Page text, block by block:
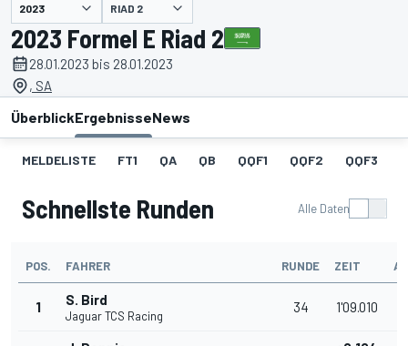
RIAD 2
2023 Formel E Riad 2
28.01.2023 bis 28.01.2023
, SA
ÜberblickErgebnisseNews
MELDELISTE FT1 QA QB QQF1 QQF2 QQF3
Schnellste Runden Alle Daten
POS. FAHRER RUNDE ZEIT
1 S. Bird
Jaguar TCS Racing
34 1'09.010